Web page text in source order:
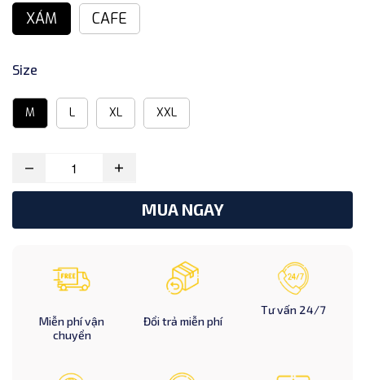
XÁM CAFE
M L XL XXL
Size
MUA NGAY
Miễn phí vận
chuyển
Đổi trả miễn phí
Tư vấn 24/7